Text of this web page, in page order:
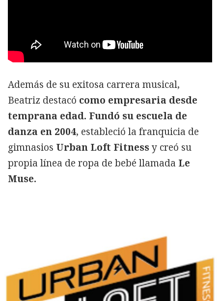
Además de su exitosa carrera musical,
Beatriz destacó como empresaria desde
temprana edad. Fundó su escuela de
danza en 2004, estableció la franquicia de
gimnasios Urban Loft Fitnessy creó su
propia línea de ropa de bebé llamada Le
Muse.